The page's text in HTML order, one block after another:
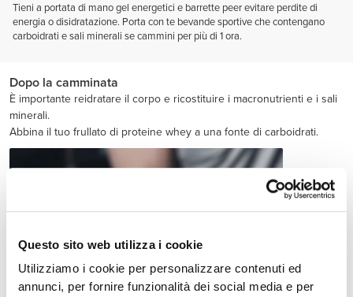
Questo sito web utilizza i cookie
Utilizziamo i cookie per personalizzare contenuti ed
annunci, per fornire funzionalità dei social media e per
Tieni a portata di mano gel energetici e barrette peer evitare perdite di
energia o disidratazione. Porta con te bevande sportive che contengano
carboidrati e sali minerali se cammini per più di 1 ora.
Dopo la camminata
È importante reidratare il corpo e ricostituire i macronutrienti e i sali
minerali.
Abbina il tuo frullato di proteine whey a una fonte di carboidrati.